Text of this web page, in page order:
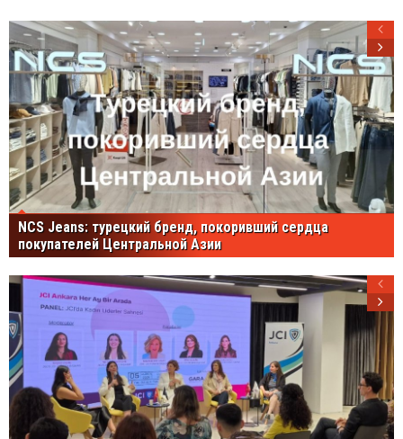
NCS Jeans: турецкий бренд, покоривший сердца
покупателей Центральной Азии